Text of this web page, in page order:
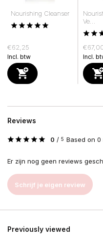
Nourishing Cleanser
€62,25
Incl. btw
Ve...
Incl.
Reviews
0 / 5 Based on 0
Er zijn nog geen reviews
Schrijf je eigen review
Previously viewed